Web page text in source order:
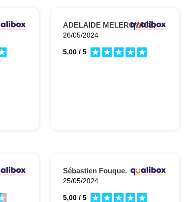
ADELAIDE MELEROWICZ.
26/05/2024
5,00 / 5
Sébastien Fouque.
25/05/2024
5,00 / 5